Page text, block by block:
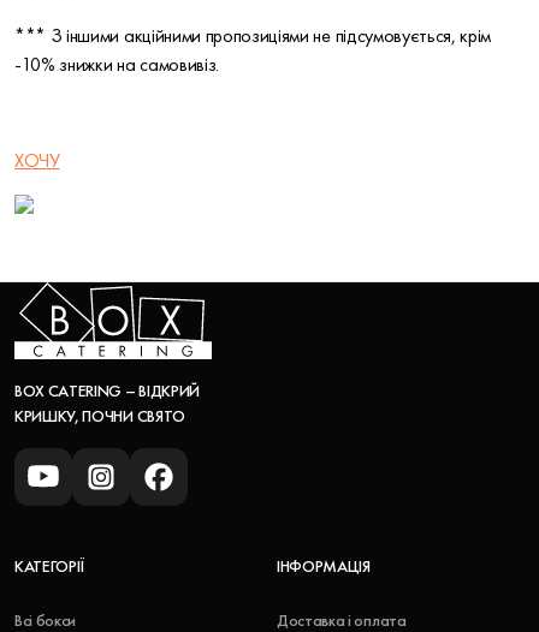
*** З іншими акційними пропозиціями не підсумовується, крім
-10% знижки на самовивіз.
ХОЧУ
BOX CATERING – ВІДКРИЙ
КРИШКУ, ПОЧНИ СВЯТО
КАТЕГОРІЇ
Всі бокси
ІНФОРМАЦІЯ
Доставка і оплата